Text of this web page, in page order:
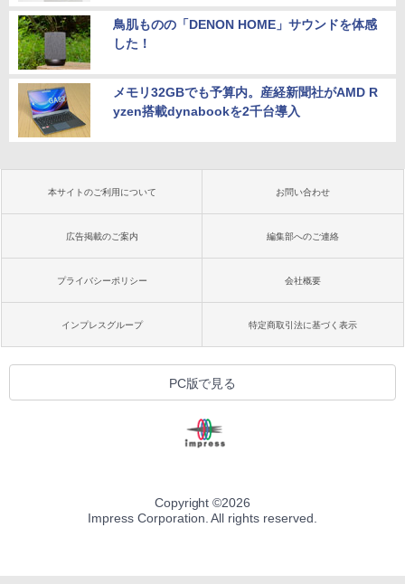
鳥肌ものの「DENON HOME」サウンドを体感
した！
メモリ32GBでも予算内。産経新聞社がAMD R
yzen搭載dynabookを2千台導入
本サイトのご利用について お問い合わせ
広告掲載のご案内 編集部へのご連絡
プライバシーポリシー 会社概要
インプレスグループ 特定商取引法に基づく表示
PC版で見る
Copyright ©2026
Impress Corporation. All rights reserved.